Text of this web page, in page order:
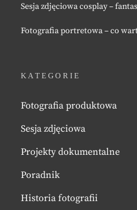
Sesja zdjęciowa cosplay –
Fotografia portretowa – co
KATEGORIE
Fotografia produktowa
Sesja zdjęciowa
Projekty dokumentalne
Poradnik
Historia fotografii